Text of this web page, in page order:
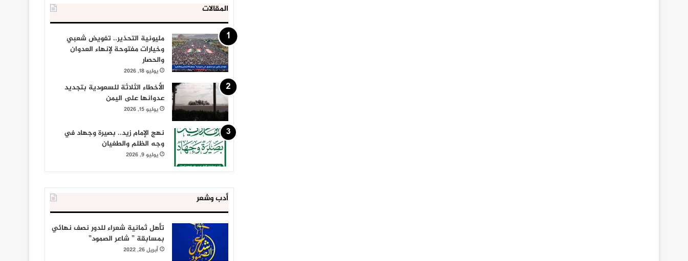
المقالات
مليونية التحذير.. تفويض شعبي
وخيارات مفتوحة لإنهاء العدوان
والحصار
يوليو 18, 2026
الأخطاء الثلاثة للسعودية بتجديد
عدوانها على اليمن
يوليو 15, 2026
نهج الإمام زيد.. بصيرة وجهاد في
وجه الظلم والطغيان
يوليو 9, 2026
أدب وشعر
تأهل ثمانية شعراء للدور نصف نهائي
بمسابقة ” شاعر الصمود”
أبريل 26, 2022